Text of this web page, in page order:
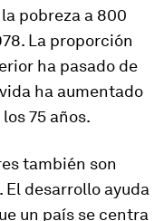
pobreza a 800
La proporción
ha pasado de
ha aumentado
75 años.
también son
desarrollo ayuda
un país se centra